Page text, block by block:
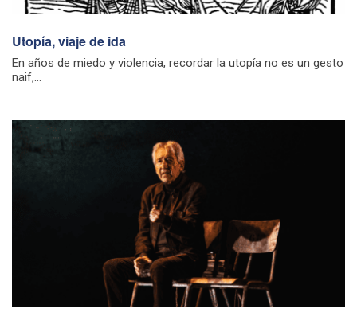
Utopía, viaje de ida
En años de miedo y violencia, recordar la utopía no es un gesto
naif,...